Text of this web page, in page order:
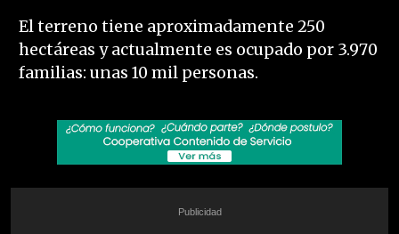
El terreno tiene aproximadamente 250
hectáreas y actualmente es ocupado por 3.970
familias: unas 10 mil personas.